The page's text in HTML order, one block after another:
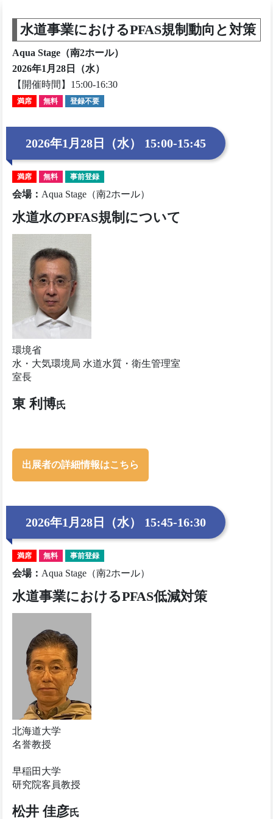
水道事業におけるPFAS規制動向と対策
Aqua Stage（南2ホール）
2026年1月28日（水）
【開催時間】15:00-16:30
満席 無料 登録不要
2026年1月28日（水） 15:00-15:45
満席 無料 事前登録
会場： Aqua Stage（南2ホール）
水道水のPFAS規制について
環境省
水・大気環境局 水道水質・衛生管理室
室長
東 利博氏
出展者の詳細情報はこちら
2026年1月28日（水） 15:45-16:30
満席 無料 事前登録
会場： Aqua Stage（南2ホール）
水道事業におけるPFAS低減対策
北海道大学
名誉教授
早稲田大学
研究院客員教授
松井 佳彦氏